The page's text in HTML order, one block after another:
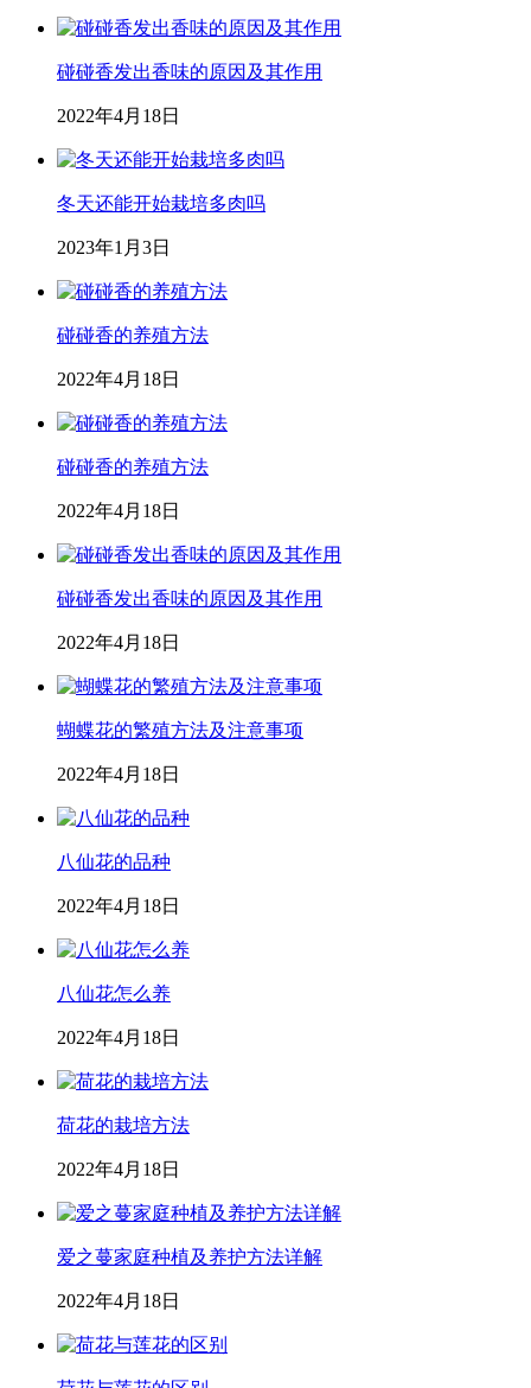
碰碰香发出香味的原因及其作用
2022年4月18日
冬天还能开始栽培多肉吗
2023年1月3日
碰碰香的养殖方法
2022年4月18日
碰碰香的养殖方法
2022年4月18日
碰碰香发出香味的原因及其作用
2022年4月18日
蝴蝶花的繁殖方法及注意事项
2022年4月18日
八仙花的品种
2022年4月18日
八仙花怎么养
2022年4月18日
荷花的栽培方法
2022年4月18日
爱之蔓家庭种植及养护方法详解
2022年4月18日